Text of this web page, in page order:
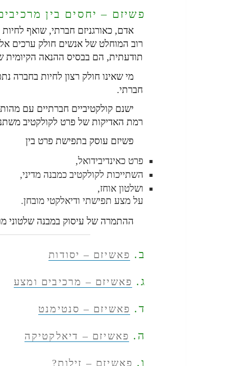
פשיזם – יחסים בין
אדם, כאורגניזם חברתי, שואף
רוב המוחלט של אנשים חולק ערכים
תודעתית, הם בבסיס ההנאה הקיומית
מי שאינו חולק רצון לחיות בחברה
חברתי.
ישנם קולקטיביים חברתיים עם
רמת האדיקות של פרט לקולקטיב
פשיזם עוסק בתפישת פרט בין
פרט כאינדיבידואל,
השתייכות לקולקטיב כמבנה מדיני,
ושלטון אוחז,
על מצע תפישתי ודיאלקטי מובחן.
ההתמרה של עיסוק במבנה שלטוני
ב. פאשיזם – יסודות
ג. פאשיזם – מרכיבים ומצע
ד. פאשיזם – סנטימנט
ה. פאשיזם – דיאלקטיקה
ו. פאשיזם – זילות?